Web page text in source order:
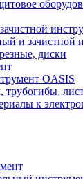
и зачистной
диски
OASIS
трубогибы,
к